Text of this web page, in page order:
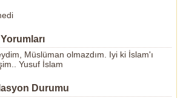
Müslüman olmazdım. Iyi ki İslam'ı
Yusuf İslam
Durumu